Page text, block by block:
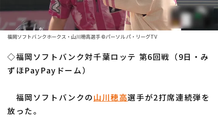
1軍公式戦
ファーム東地区
ファーム西地区
選手名鑑
選手名鑑トップ
北海道日本ハムファイターズ
東北楽天ゴールデンイーグルス
埼玉西武ライオンズ
ニュース
設定
福岡ソフトバンクホークス・山川穂高選手 ©パーソル パ・リーグTV
◇福岡ソフトバンク対千葉ロッテ 第6回戦（9日・み
ずほPayPayドーム）
福岡ソフトバンクの山川穂高選手が2打席連続弾を
放った。